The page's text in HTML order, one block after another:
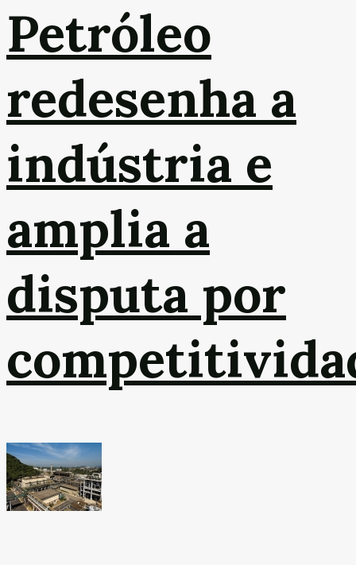
Petróleo
redesenha a
indústria e
amplia a
disputa por